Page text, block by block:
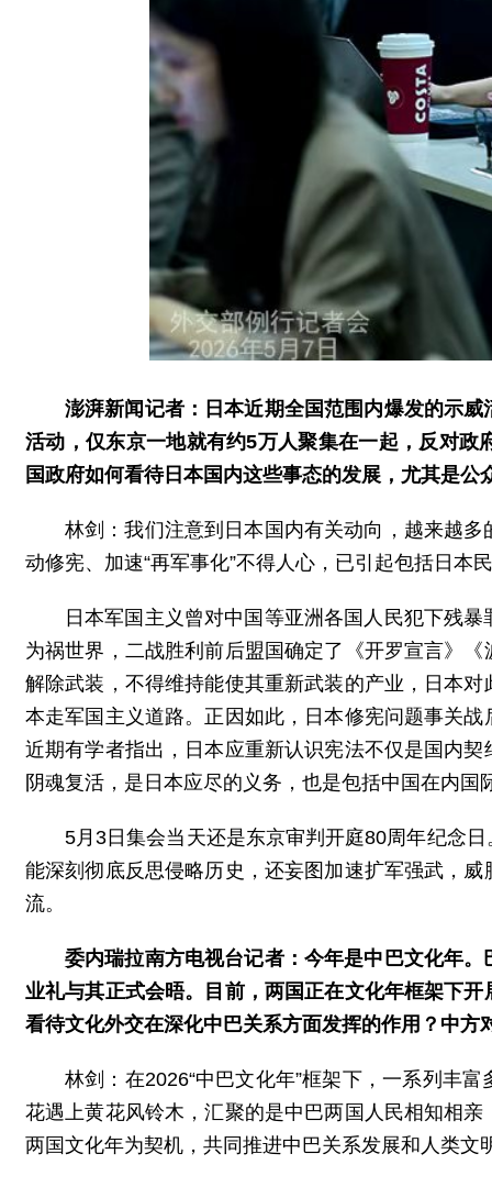
澎湃新闻记者：日本近期全国范围内爆发的示
活动，仅东京一地就有约5万人聚集在一起，反对
国政府如何看待日本国内这些事态的发展，尤其是公
林剑：我们注意到日本国内有关动向，越来越
动修宪、加速“再军事化”不得人心，已引起包括日
日本军国主义曾对中国等亚洲各国人民犯下残
为祸世界，二战胜利前后盟国确定了《开罗宣言》
解除武装，不得维持能使其重新武装的产业，日本
本走军国主义道路。正因如此，日本修宪问题事关
近期有学者指出，日本应重新认识宪法不仅是国内
阴魂复活，是日本应尽的义务，也是包括中国在内国
5月3日集会当天还是东京审判开庭80周年纪念
能深刻彻底反思侵略历史，还妄图加速扩军强武，
流。
委内瑞拉南方电视台记者：今年是中巴文化年
业礼与其正式会晤。目前，两国正在文化年框架下
看待文化外交在深化中巴关系方面发挥的作用？中方
林剑：在2026“中巴文化年”框架下，一系列丰
花遇上黄花风铃木，汇聚的是中巴两国人民相知相
两国文化年为契机，共同推进中巴关系发展和人类文